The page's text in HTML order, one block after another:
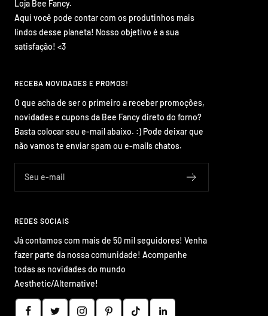
Loja Bee Fancy.
Aqui você pode contar com os produtinhos mais
lindos desse planeta! Nosso objetivo é a sua
satisfação! <3
RECEBA NOVIDADES E PROMOS!
O que acha de ser o primeiro a receber promoções,
novidades e cupons da Bee Fancy direto do forno?
Basta colocar seu e-mail abaixo. :) Pode deixar que
não vamos te enviar spam ou e-mails chatos.
Seu e-mail
REDES SOCIAIS
Já contamos com mais de 50 mil seguidores! Venha
fazer parte da nossa comunidade! Acompanhe
todas as novidades do mundo
Aesthetic/Alternative!